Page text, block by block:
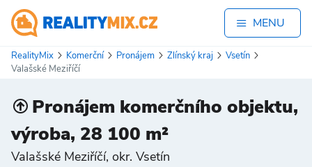
MENU
RealityMix Komerční Pronájem Zlínský kraj
Vsetín
Valašské Meziříčí
Pronájem komerčního objektu,
výroba, 28 100 m²
Valašské Meziříčí, okr. Vsetín